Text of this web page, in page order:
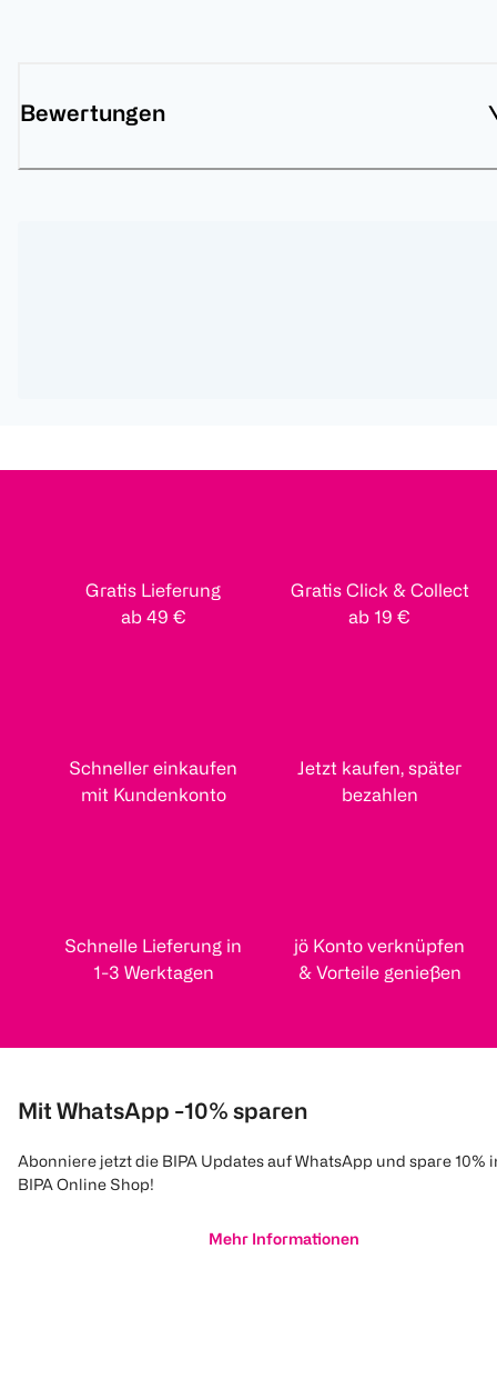
Bewertungen
Gratis Lieferung
ab 49 €
Gratis Click & Collect
ab 19 €
Schneller einkaufen
mit Kundenkonto
Jetzt kaufen, später
bezahlen
Schnelle Lieferung in
1-3 Werktagen
jö Konto verknüpfen
& Vorteile genießen
Mit WhatsApp -10% sparen
Abonniere jetzt die BIPA Updates auf WhatsApp und spare 10%
BIPA Online Shop!
Mehr Informationen